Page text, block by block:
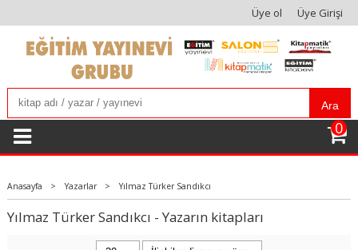
Üye ol Üye Girişi
Ara
0
Anasayfa > Yazarlar > Yılmaz Türker Sandıkcı
Yılmaz Türker Sandıkcı - Yazarın kitapları